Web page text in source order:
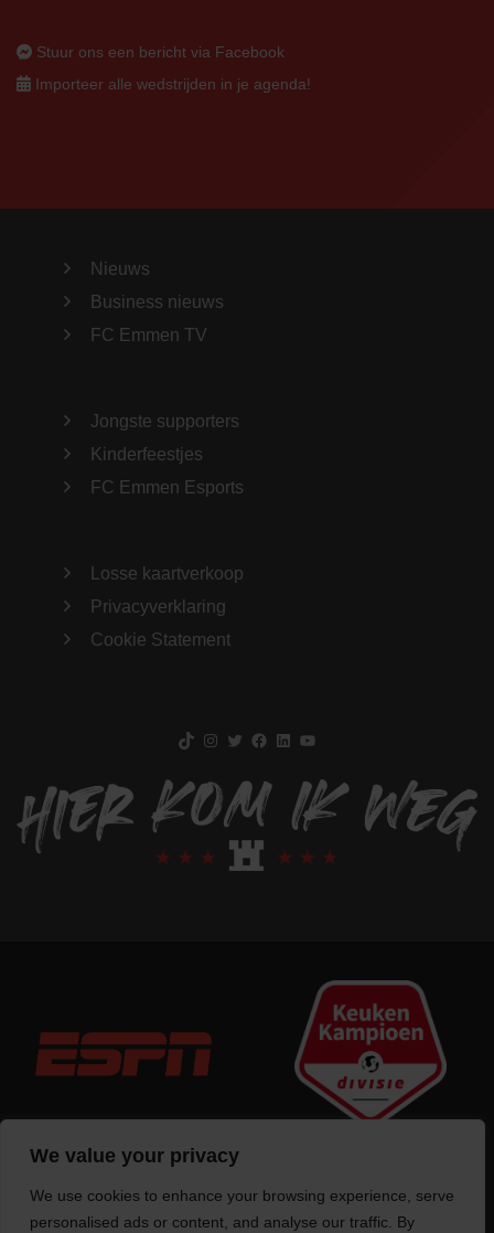
We value your privacy
We use cookies to enhance your browsing experience, serve
personalised ads or content, and analyse our traffic. By
Stuur ons een bericht via Facebook
Importeer alle wedstrijden in je agenda!
Nieuws
Business nieuws
FC Emmen TV
Jongste supporters
Kinderfeestjes
FC Emmen Esports
Losse kaartverkoop
Privacyverklaring
Cookie Statement
Trotse bouwervan deze website